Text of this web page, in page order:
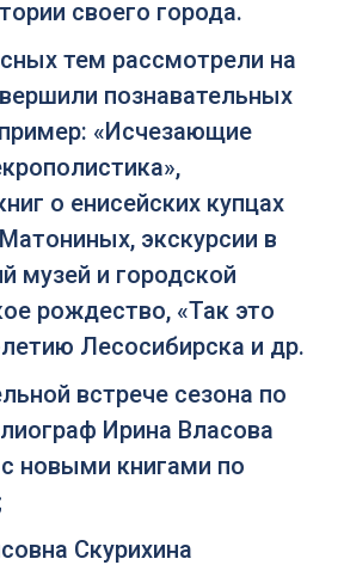
своего города.
тем рассмотрели на
познавательных
«Исчезающие
о енисейских купцах
экскурсии в
музей и городской
рождество, «Так это
Лесосибирска и др.
встрече сезона по
Ирина Власова
новыми книгами по
Скурихина